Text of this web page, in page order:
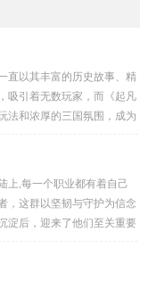
直以其丰富的历史故事、精
吸引着无数玩家，而《起凡
法和浓厚的三国氛围，成为
的三国对战之旅。 《起凡
猛无双的吕布、足智多谋
领自己的军队在战场上冲锋
战斗都充满了变...
上,每一个职业都有着自己
，这群以坚韧与守护为信念
淀后，迎来了他们至关重要
任，他们身躯魁梧，手持